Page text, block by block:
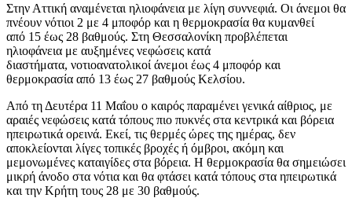
Στην Αττική αναμένεται ηλιοφάνεια με λίγη συννεφιά. Οι άνεμοι θα
πνέουν νότιοι 2 με 4 μποφόρ και η θερμοκρασία θα κυμανθεί
από 15 έως 28 βαθμούς. Στη Θεσσαλονίκη προβλέπεται
ηλιοφάνεια με αυξημένες νεφώσεις κατά
διαστήματα, νοτιοανατολικοί άνεμοι έως 4 μποφόρ και
θερμοκρασία από 13 έως 27 βαθμούς Κελσίου.
Από τη Δευτέρα 11 Μαΐου ο καιρός παραμένει γενικά αίθριος, με
αραιές νεφώσεις κατά τόπους πιο πυκνές στα κεντρικά και βόρεια
ηπειρωτικά ορεινά. Εκεί, τις θερμές ώρες της ημέρας, δεν
αποκλείονται λίγες τοπικές βροχές ή όμβροι, ακόμη και
μεμονωμένες καταιγίδες στα βόρεια. Η θερμοκρασία θα σημειώσει
μικρή άνοδο στα νότια και θα φτάσει κατά τόπους στα ηπειρωτικά
και την Κρήτη τους 28 με 30 βαθμούς.